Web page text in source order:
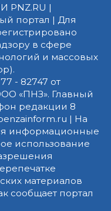
PNZ.RU |
портал | Для
в сфере
и массовых
- 82747 от
«ПНЗ». Главный
редакции 8
| На
информационные
использование
материалов
сообщает портал